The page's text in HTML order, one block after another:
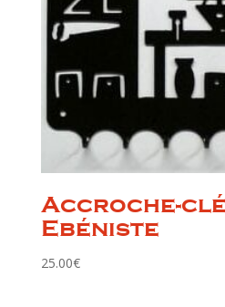
Accroche-
Ebéniste
25.00€